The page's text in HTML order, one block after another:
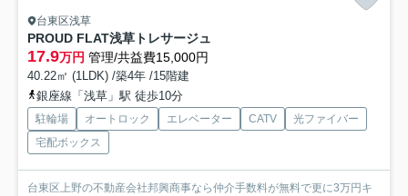
台東区浅草
PROUD FLAT浅草トレサージュ
17.9万円 管理/共益費15,000円
40.22㎡ (1LDK) /築4年 /15階建
銀座線「浅草」駅 徒歩10分
駐輪場 オートロック エレベーター CATV
光ファイバー
宅配ボックス
台東区上野の不動産会社邦興商事なら仲介手数料が無料で更に3万円キ